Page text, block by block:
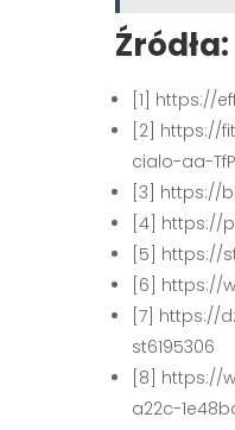
Źródła:
[1] https://
[2] https://
cialo-aa-
[3] https://
[4] https://
[5] https://
[6] https://
[7] https://
st6195306
[8] https://
a22c-